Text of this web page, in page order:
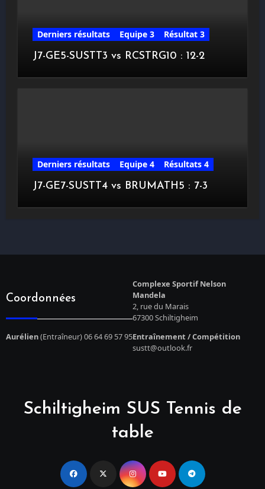
Derniers résultats Equipe 3
Résultat 3
J7-GE5-SUSTT3 vs RCSTRG10 : 12-2
Derniers résultats Equipe 4
Résultats 4
J7-GE7-SUSTT4 vs BRUMATH5 : 7-3
Coordonnées
Complexe Sportif Nelson
Mandela
2, rue du Marais
67300 Schiltigheim
Aurélien(Entraîneur) 06 64 69 57 95Entraînement / Compétition
sustt@outlook.fr
Schiltigheim SUS Tennis de
table